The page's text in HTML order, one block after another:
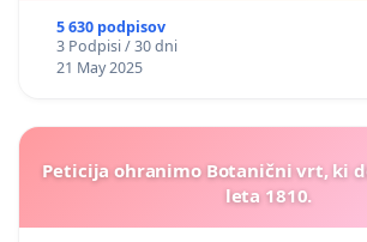
5 630 podpisov
3 Podpisi / 30 dni
21 May 2025
Peticija ohranimo Botanični vrt, ki
leta 1810.